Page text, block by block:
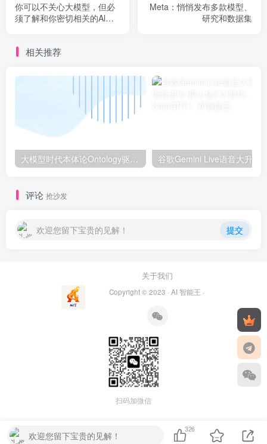
你可以不关心大模型，但必
须了解和你密切相关的Al智
Meta：悄悄发布多款模型、
研究和数据集
相关推荐
大模型时代本体论Ontology驱动的AI知识引擎助力企业智能决策系统的未来进化-一篇献给企业董事会和CIO的深度思考(第一篇)
评论 抢沙发
欢迎您留下宝贵的见解！ 提交
关于我们
Copyright © 2023 · AI 智能王 ·
扫码加微信
欢迎您留下宝贵的见解！
326